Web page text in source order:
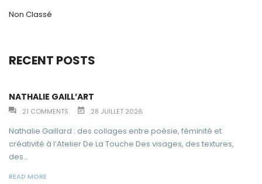
Non Classé
RECENT POSTS
NATHALIE GAILL’ART
21 COMMENTS 28 JUILLET 2026
Nathalie Gaillard : des collages entre poésie, féminité et
créativité à l’Atelier De La Touche Des visages, des textures,
des...
READ MORE